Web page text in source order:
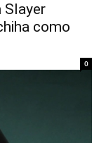
Slayer
como
0